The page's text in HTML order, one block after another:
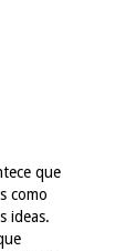
que
como
ideas.